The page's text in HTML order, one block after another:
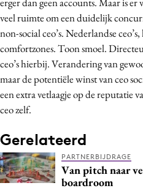
veel ruimte om een duidelijk
non-social ceo’s. Nederlandse
comfortzones. Toon smoel.
ceo’s hierbij. Verandering van
maar de potentiële winst van ceo
een extra vetlaagje op de reputatie
ceo zelf.
Gerelateerd
PARTNERBIJDRAGE
Van pitch naar
boardroom